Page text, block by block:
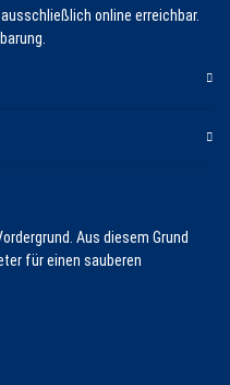
online erreichbar.
Aus diesem Grund
für einen sauberen